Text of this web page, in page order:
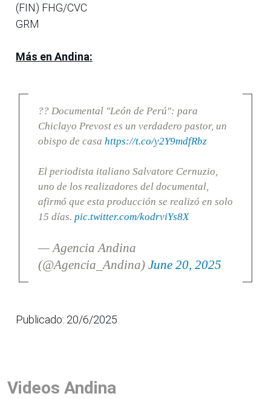
(FIN) FHG/CVC
GRM
Más en Andina:
?? Documental "León de Perú": para
Chiclayo Prevost es un verdadero pastor, un
obispo de casa https://t.co/y2Y9mdfRbz
El periodista italiano Salvatore Cernuzio,
uno de los realizadores del documental,
afirmó que esta producción se realizó en solo
15 días. pic.twitter.com/kodrviYs8X
— Agencia Andina
(@Agencia_Andina) June 20, 2025
Publicado: 20/6/2025
Videos Andina